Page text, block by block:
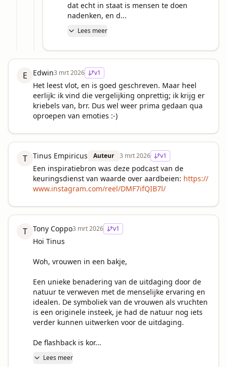
dat echt in staat is mensen te doen
nadenken, en d...
Lees meer
E Edwin3 mrt 2026 v1
Het leest vlot, en is goed geschreven. Maar heel
eerlijk: ik vind die vergelijking onprettig; ik krijg er
kriebels van, brr. Dus wel weer prima gedaan qua
oproepen van emoties :-)
T Tinus Empiricus Auteur 3 mrt 2026 v1
Een inspiratiebron was deze podcast van de
keuringsdienst van waarde over aardbeien: https://
www.instagram.com/reel/DMF7ifQIB7l/
T Tony Coppo3 mrt 2026 v1
Hoi Tinus
Woh, vrouwen in een bakje,
Een unieke benadering van de uitdaging door de
natuur te verweven met de menselijke ervaring en
idealen. De symboliek van de vrouwen als vruchten
is een originele insteek, je had de natuur nog iets
verder kunnen uitwerken voor de uitdaging.
De flashback is kor...
Lees meer